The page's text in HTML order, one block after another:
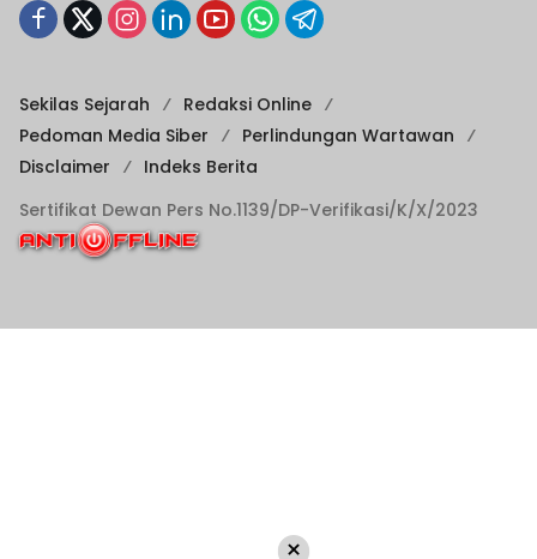
Sekilas Sejarah
Redaksi Online
Pedoman Media Siber
Perlindungan Wartawan
Disclaimer
Indeks Berita
Sertifikat Dewan Pers No.1139/DP-Verifikasi/K/X/2023
×